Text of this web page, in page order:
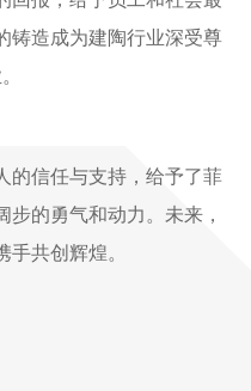
铸造成为建陶行业深受尊
的信任与支持，给予了菲
的勇气和动力。未来，
手共创辉煌。